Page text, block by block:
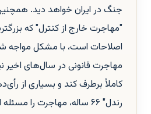
جنگ در ایران خواهد دید.
"مهاجرت خارج از کنترل" که
اصلاحات است، با مشکل
مهاجرت قانونی در سال‌های اخیر
کاملاً برطرف کند و بسیاری از
رندل" ۶۶ ساله، مهاجرت را